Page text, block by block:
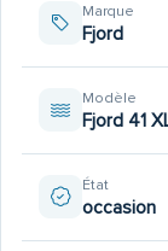
Marque
Fjord
Modèle
Fjord 41
État
occasion